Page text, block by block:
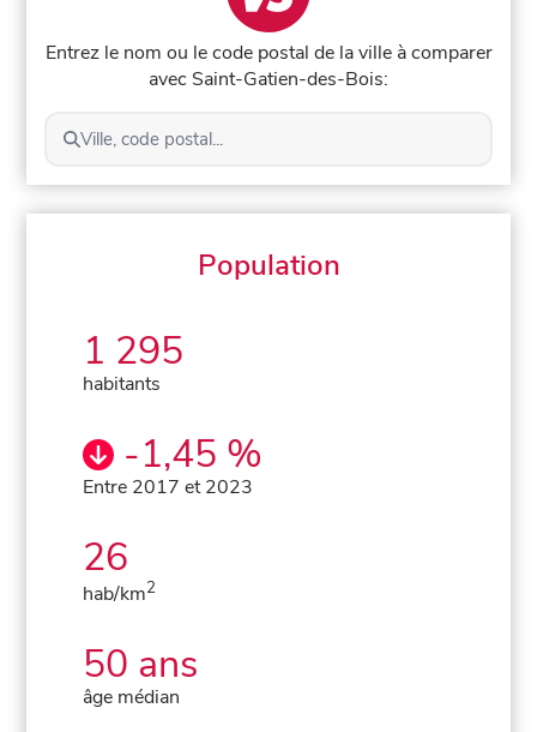
Entrez le nom ou le code postal de la ville à comparer
avec Saint-Gatien-des-Bois:
Ville, code postal...
Population
1 295
habitants
-1,45 %
Entre 2017 et 2023
26
hab/km2
50 ans
âge médian